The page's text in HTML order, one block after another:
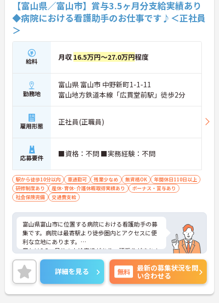
【富山県／富山市】賞与3.5ヶ月分支給実績あり
◆病院における看護助手のお仕事です♪＜正社員
＞
給料 月収 16.5万円～27.0万円程度
勤務地
富山県 富山市 中野新町1-1-11
富山地方鉄道本線「広貫堂前駅」徒歩2分
雇用形態 正社員(正職員)
応募要件 ■資格：不問 ■実務経験：不問
駅から徒歩10分以内 車通勤可 残業少なめ 無資格OK
年間休日110日以上
研修制度あり
産休･育休･介護休暇取得実績あり
ボーナス・賞与あり
社会保険完備
交通費支給
富山県富山市に位置する病院における看護助手の募
集です。病院は最寄駅より徒歩圏内とアクセスに便
利な立地にあります。
賞与は3.5ヶ月分の支給実績があり。頑張りがきちん
と評価される職場です。患者様に寄り添ってサービ
スの提供を行っていただける方を募集しています。
ご興味のある方には、面接対策ポイントなど、さら
に詳細をお話しいたしますのでお気軽にご相談くだ
さい！
詳細を見る 無料
最新の募集状況を問
い合わせる